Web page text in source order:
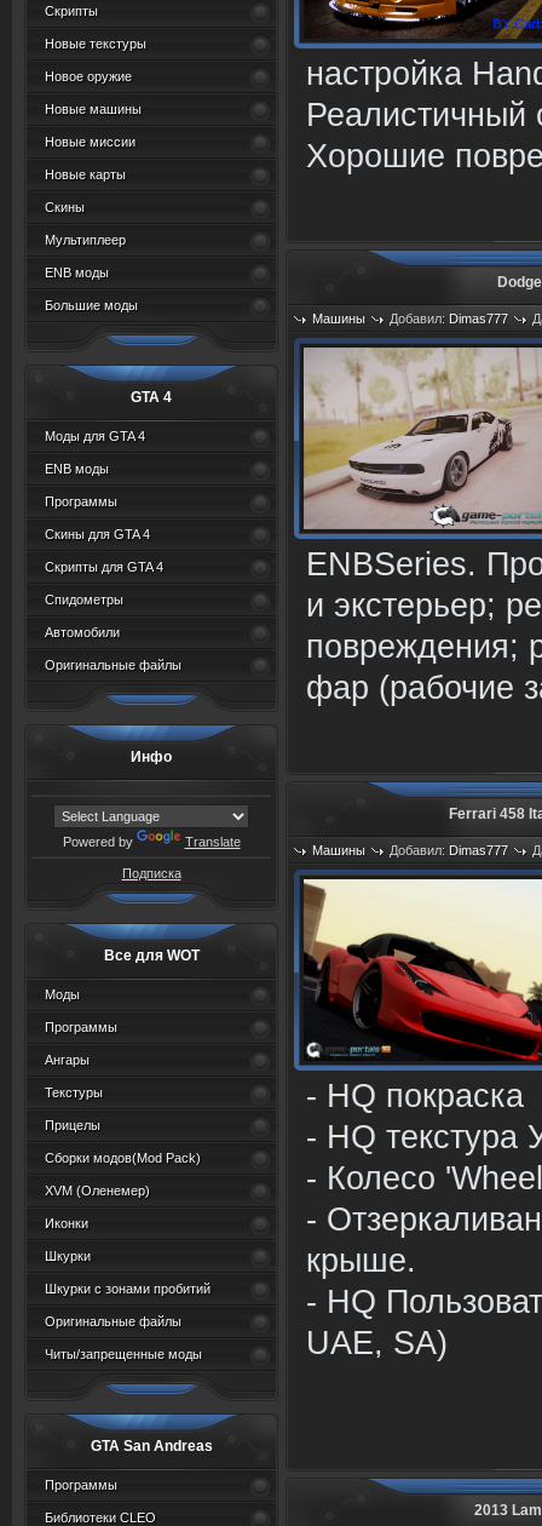
Скрипты
Новые текстуры
Новое оружие
Новые машины
Новые миссии
Новые карты
Скины
Мультиплеер
ENB моды
Большие моды
GTA 4
Моды для GTA 4
ENB моды
Программы
Скины для GTA 4
Скрипты для GTA 4
Спидометры
Автомобили
Оригинальные файлы
Инфо
Powered by Translate
Подписка
Все для WOT
Моды
Программы
Ангары
Текстуры
Прицелы
Сборки модов(Mod Pack)
XVM (Oленемер)
Иконки
Шкурки
Шкурки с зонами пробитий
Оригинальные файлы
Читы/запрещенные моды
GTA San Andreas
Программы
Библиотеки CLEO
настройка
Реалистичный
Хорошие
Машины Добавил: Dimas777
Просмотров: 788
ENBSeries.
и экстерьер;
повреждения;
фар (рабочие
Ferrari 458
Машины Добавил: Dimas777
Просмотров: 773
- HQ покраска
- HQ текстура
- Колесо
-
крыше.
- HQ
UAE, SA)
2013